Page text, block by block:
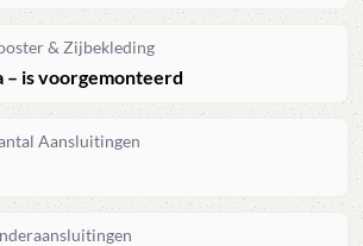
& Zijbekleding
– is voorgemonteerd
Aansluitingen